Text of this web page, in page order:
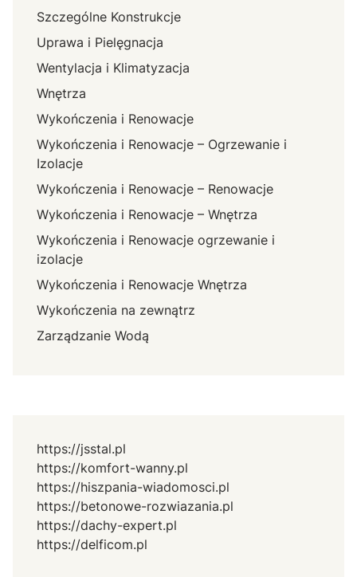
Szczególne Konstrukcje
Uprawa i Pielęgnacja
Wentylacja i Klimatyzacja
Wnętrza
Wykończenia i Renowacje
Wykończenia i Renowacje – Ogrzewanie i
Izolacje
Wykończenia i Renowacje – Renowacje
Wykończenia i Renowacje – Wnętrza
Wykończenia i Renowacje ogrzewanie i
izolacje
Wykończenia i Renowacje Wnętrza
Wykończenia na zewnątrz
Zarządzanie Wodą
https://jsstal.pl
https://komfort-wanny.pl
https://hiszpania-wiadomosci.pl
https://betonowe-rozwiazania.pl
https://dachy-expert.pl
https://delficom.pl